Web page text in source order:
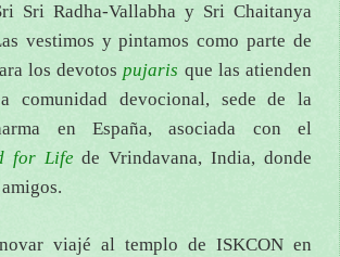
Sri Radha-Vallabha y Sri Chaitanya
vestimos y pintamos como parte de
los devotospujaris que las atienden
comunidad devocional, sede de la
en España, asociada con el
for Lifede Vrindavana, India, donde
viajé al templo de ISKCON en